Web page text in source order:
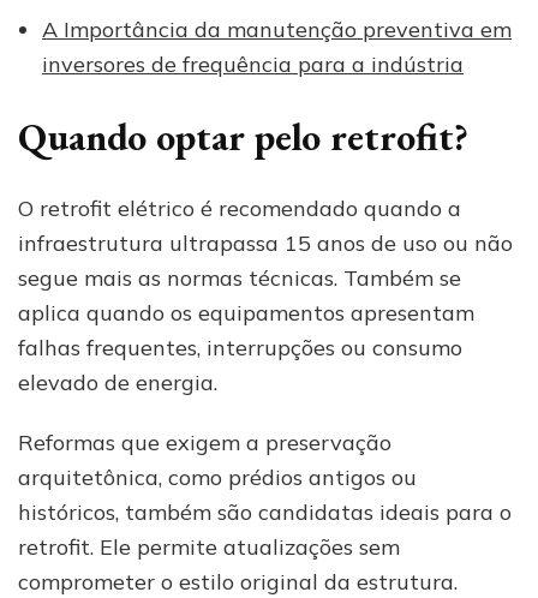
A Importância da manutenção preventiva em
inversores de frequência para a indústria
Quando optar pelo retrofit?
O retrofit elétrico é recomendado quando a
infraestrutura ultrapassa 15 anos de uso ou não
segue mais as normas técnicas. Também se
aplica quando os equipamentos apresentam
falhas frequentes, interrupções ou consumo
elevado de energia.
Reformas que exigem a preservação
arquitetônica, como prédios antigos ou
históricos, também são candidatas ideais para o
retrofit. Ele permite atualizações sem
comprometer o estilo original da estrutura.